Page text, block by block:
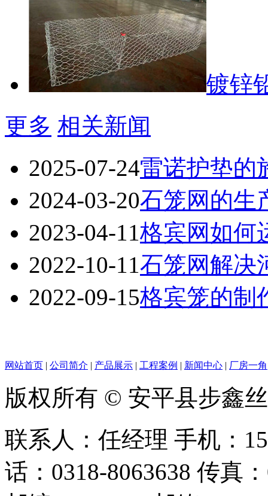
镀锌
更多 相关新闻
2025-07-24雷诺护垫的
2024-03-20石笼网的生
2023-04-11格宾网如何
2022-10-11石笼网解决
2022-09-15格宾笼的制
网站首页 | 公司简介 | 产品展示 | 工程案例 | 新闻中心 | 厂房一角
版权所有 © 安平县步鑫
联系人：任经理 手机：
话：0318-8063638 传真